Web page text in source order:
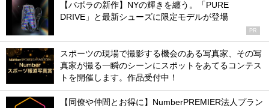
【バボラの新作】NYの輝きを纏う。「PURE
DRIVE」と最新シューズに限定モデルが登場
PR
スポーツの現場で撮影する機会のある写真家、その写
真家が撮る一瞬のシーンにスポットをあてるコンテス
トを開催します。作品受付中！
【同僚や仲間とお得に】NumberPREMIER法人プラン